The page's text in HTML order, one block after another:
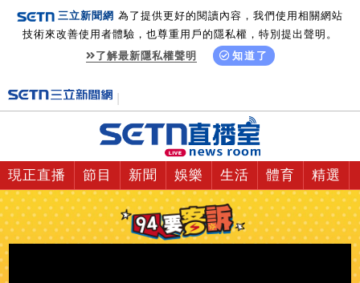
三立新聞網 為了提供更好的閱讀內容，我們使用相關網站
技術來改善使用者體驗，也尊重用戶的隱私權，特別提出聲明。
了解最新隱私權聲明
知道了
現正直播 節目 新聞 娛樂 生活 體育 精選